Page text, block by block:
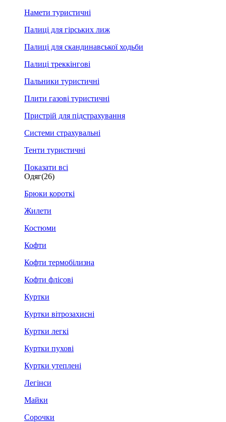
Намети туристичні
Палиці для гірських лиж
Палиці для скандинавської ходьби
Палиці треккінгові
Пальники туристичні
Плити газові туристичні
Пристрій для підстрахування
Системи страхувальні
Тенти туристичні
Показати всі
Одяг(26)
Брюки короткі
Жилети
Костюми
Кофти
Кофти термобілизна
Кофти флісові
Куртки
Куртки вітрозахисні
Куртки легкі
Куртки пухові
Куртки утеплені
Легінси
Майки
Сорочки